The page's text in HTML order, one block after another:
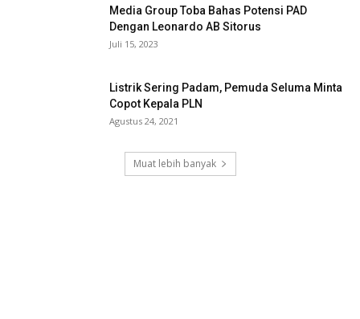
Media Group Toba Bahas Potensi PAD
Dengan Leonardo AB Sitorus
Juli 15, 2023
Listrik Sering Padam, Pemuda Seluma Minta
Copot Kepala PLN
Agustus 24, 2021
Muat lebih banyak